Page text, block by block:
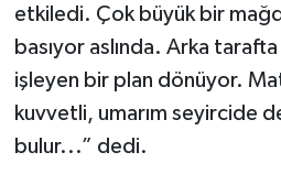
etkiledi. Çok büyük bir
basıyor aslında. Arka
işleyen bir plan dönüyor.
kuvvetli, umarım seyircide de
bulur...” dedi.